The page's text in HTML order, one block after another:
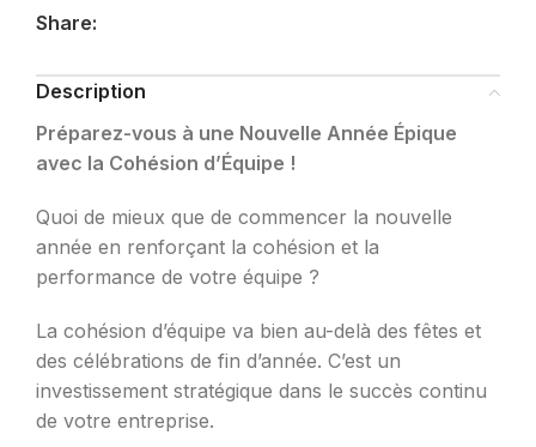
Share:
Description
Préparez-vous à une Nouvelle Année Épique
avec la Cohésion d’Équipe !
Quoi de mieux que de commencer la nouvelle
année en renforçant la cohésion et la
performance de votre équipe ?
La cohésion d’équipe va bien au-delà des fêtes et
des célébrations de fin d’année. C’est un
investissement stratégique dans le succès continu
de votre entreprise.